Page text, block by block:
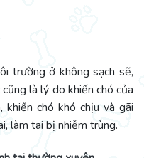
trường ở không sạch sẽ,
là lý do khiến chó của
chó khó chịu và gãi
làm tai bị nhiễm trùng.